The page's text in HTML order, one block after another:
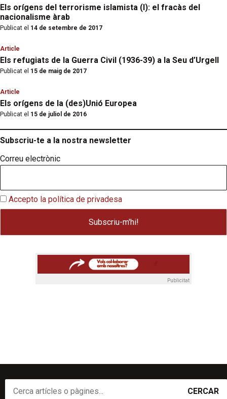
Els orígens del terrorisme islamista (I): el fracàs del
nacionalisme àrab
Publicat el 14 de setembre de 2017
Article
Els refugiats de la Guerra Civil (1936-39) a la Seu d’Urgell
Publicat el 15 de maig de 2017
Article
Els orígens de la (des)Unió Europea
Publicat el 15 de juliol de 2016
Subscriu-te a la nostra newsletter
Correu electrònic
Accepto la política de privadesa
Publicitat
CERCAR